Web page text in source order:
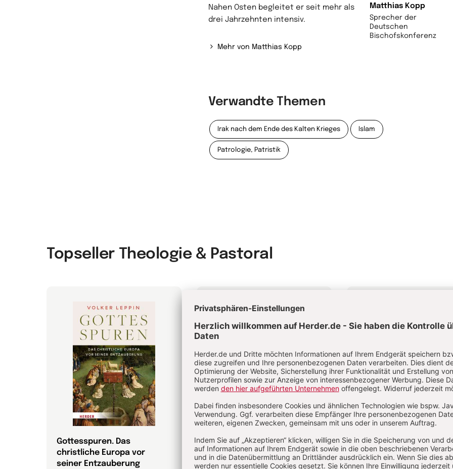
Matthias Kopp
Sprecher der
Deutschen
Bischofskonferenz
Nahen Osten begleitet er seit mehr als
drei Jahrzehnten intensiv.
Mehr von Matthias Kopp
Verwandte Themen
Irak nach dem Ende des Kalten Krieges Islam
Patrologie, Patristik
Topseller Theologie & Pastoral
Gottesspuren. Das
christliche Europa vor
seiner Entzauberung
Die ignorierten Frauen der
Bibel
Annette Jantzen
Ausverkauf des Konzils
Jan-Heiner Tück